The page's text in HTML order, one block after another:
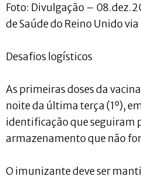
Foto: Divulgação –
de Saúde do Reino Unido
Desafios logísticos
As primeiras doses da
noite da última terça (1º),
identificação que seguiram
armazenamento que não
O imunizante deve ser